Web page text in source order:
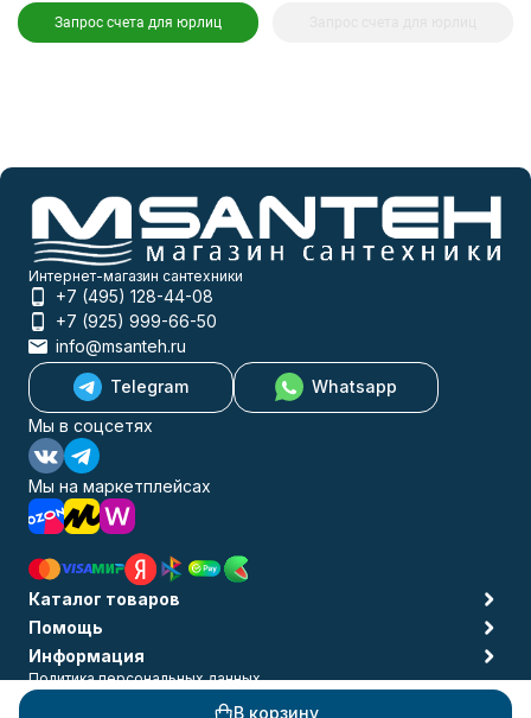
В корзину
Запрос счета для юрлиц
Интернет-магазин сантехники
+7 (495) 128-44-08
+7 (925) 999-66-50
info@msanteh.ru
Telegram
Whatsapp
Мы в соцсетях
Мы на маркетплейсах
Каталог товаров
Помощь
Информация
Политика персональных данных
© 2009-2026 MSANTEH